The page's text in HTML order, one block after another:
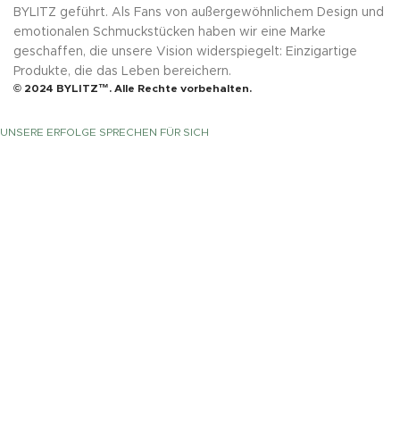
BYLITZ geführt. Als Fans von außergewöhnlichem Design und
emotionalen Schmuckstücken haben wir eine Marke
geschaffen, die unsere Vision widerspiegelt: Einzigartige
Produkte, die das Leben bereichern.
© 2024 BYLITZ™. Alle Rechte vorbehalten.
UNSERE ERFOLGE SPRECHEN FÜR SICH